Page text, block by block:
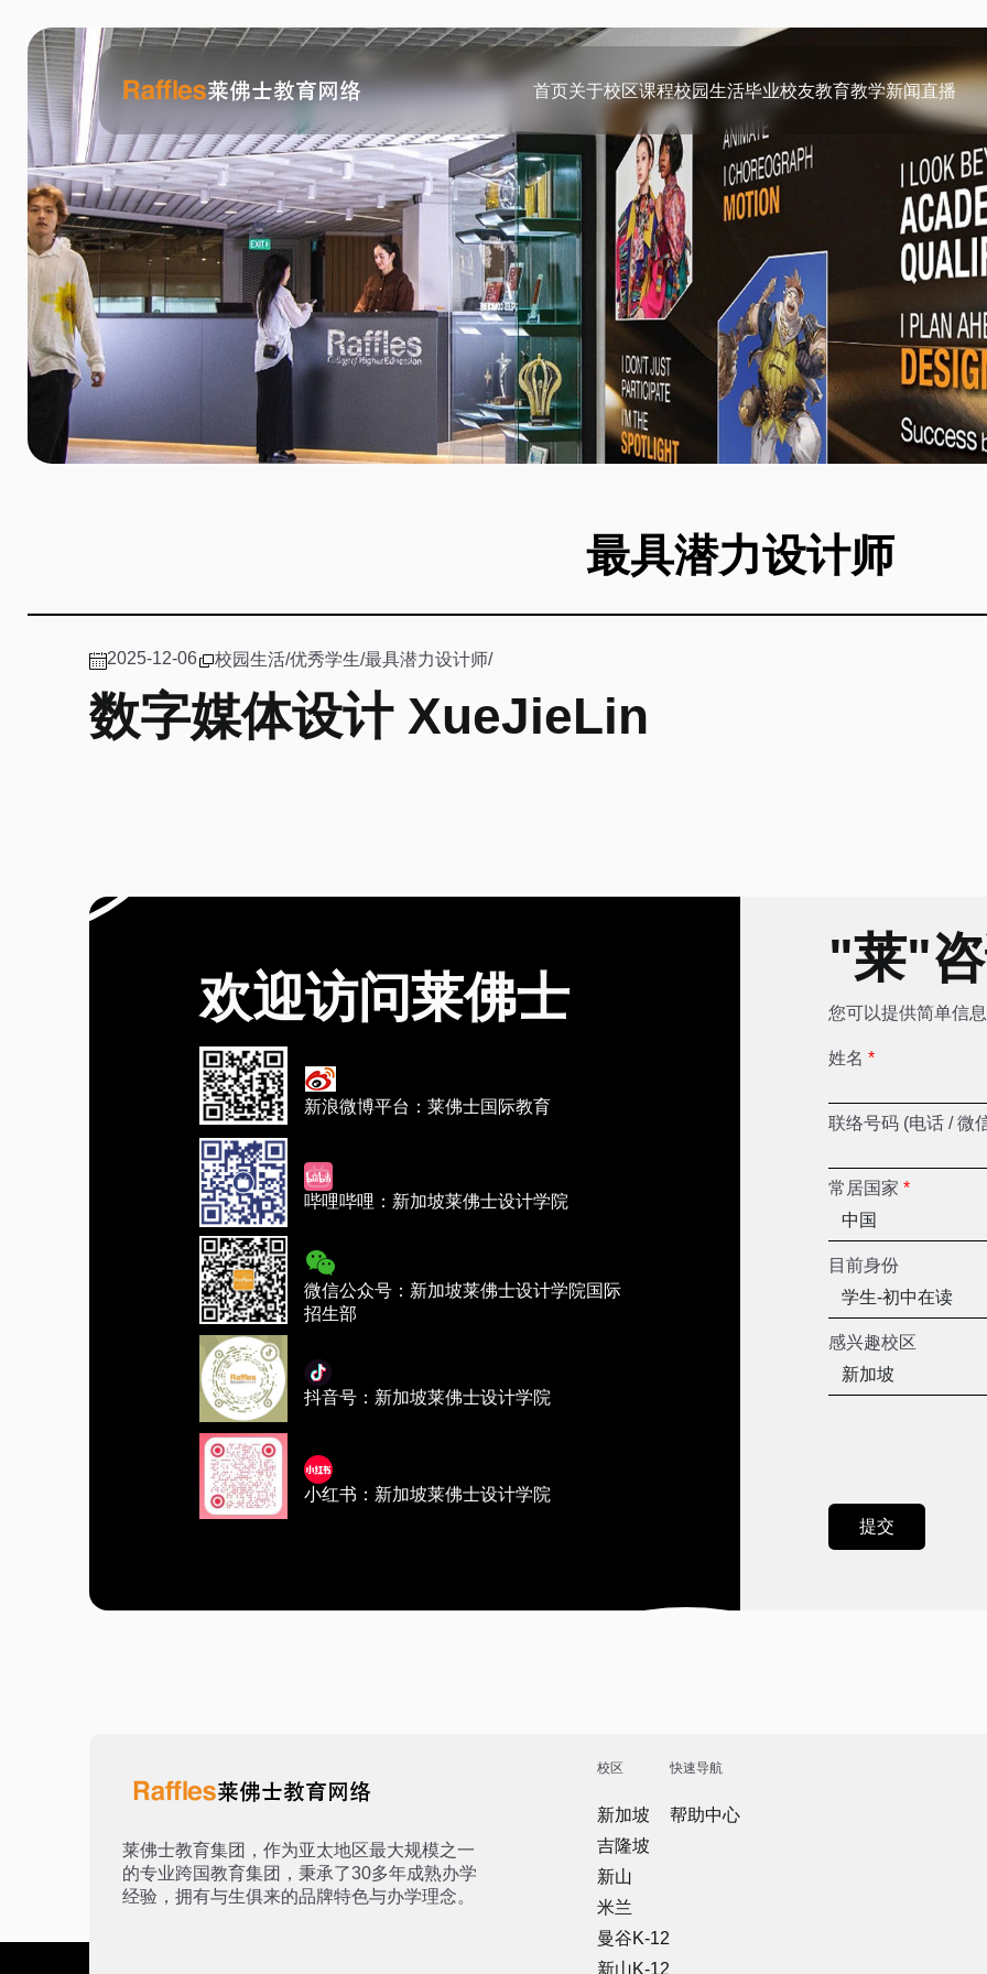
首页关于校区课程校园生活毕业校友教育教学新闻直播
最具潜力设计师
2025-12-06 校园生活/优秀学生/最具潜力设计师/
数字媒体设计 XueJieLin
欢迎访问莱佛士
新浪微博平台：莱佛士国际教育
哔哩哔哩：新加坡莱佛士设计学院
微信公众号：新加坡莱佛士设计学院国际
招生部
抖音号：新加坡莱佛士设计学院
小红书：新加坡莱佛士设计学院
"莱"
您可以提供简单信
姓名 *
联络号码 (电话 / 微
常居国家 *
目前身份
感兴趣校区
莱佛士教育集团，作为亚太地区最大规模之一
的专业跨国教育集团，秉承了30多年成熟办学
经验，拥有与生俱来的品牌特色与办学理念。
校区
新加坡
吉隆坡
新山
米兰
曼谷K-12
新山K-12
快速导航
帮助中心